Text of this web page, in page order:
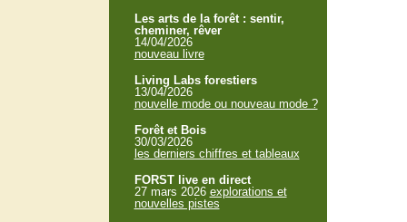
Les arts de la forêt : sentir,
cheminer, rêver
14/04/2026
nouveau livre
Living Labs forestiers
13/04/2026
nouvelle mode ou nouveau mode ?
Forêt et Bois
30/03/2026
les derniers chiffres et tableaux
FORST live en direct
27 mars 2026 explorations et
nouvelles pistes